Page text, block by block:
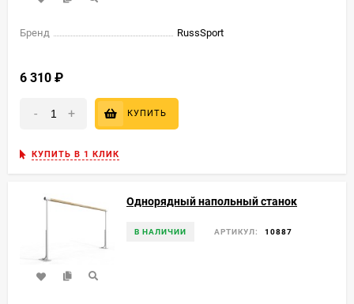
Бренд RussSport
6 310
- + КУПИТЬ
КУПИТЬ В 1 КЛИК
Однорядный напольный станок
В НАЛИЧИИ АРТИКУЛ: 10887